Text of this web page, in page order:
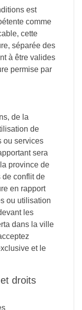
est
comme
cette
séparée des
à être valides
permise par
de la
de
ou services
sera
province de
de conflit de
en rapport
ou utilisation
les
dans la ville
et le
droits